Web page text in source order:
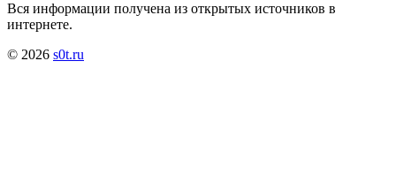
Вся информации получена из открытых источников в
интернете.
© 2026 s0t.ru